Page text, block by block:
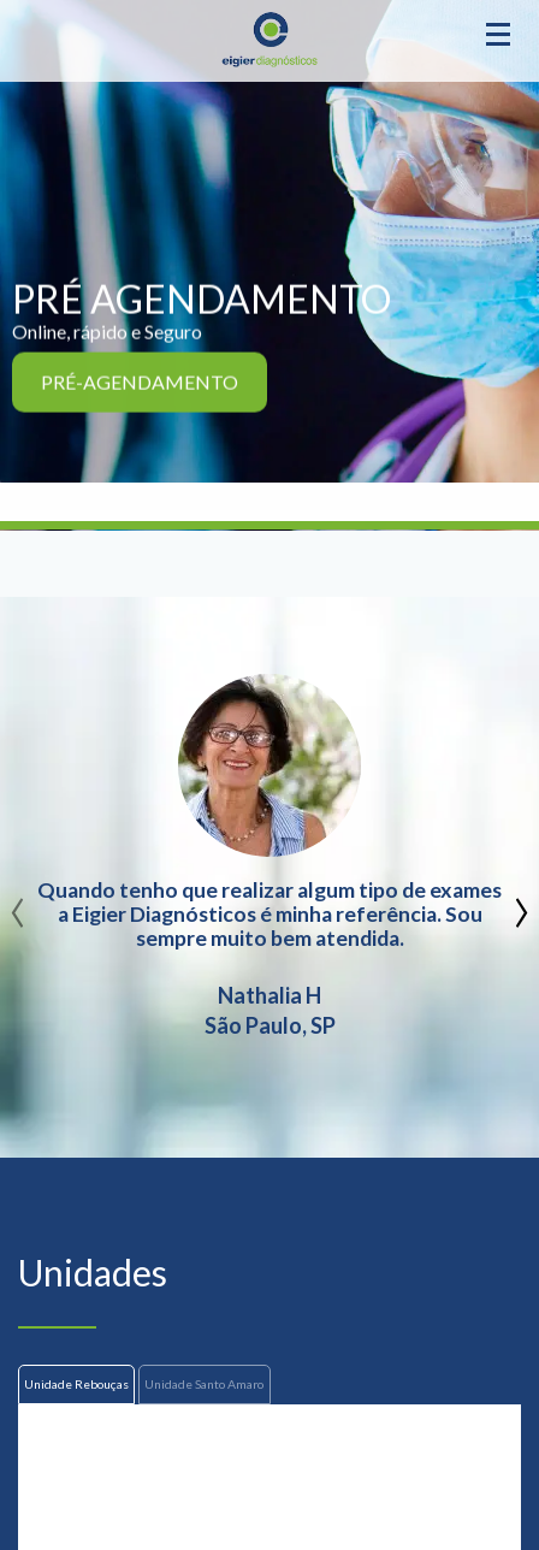
PRÉ AGENDAMENTO
Online, rápido e Seguro
PRÉ-AGENDAMENTO
Quando tenho que realizar algum tipo de exames
a Eigier Diagnósticos é minha referência. Sou
sempre muito bem atendida.
Nathalia H
São Paulo, SP
‹ ›
Unidades
Unidade Rebouças Unidade Santo Amaro